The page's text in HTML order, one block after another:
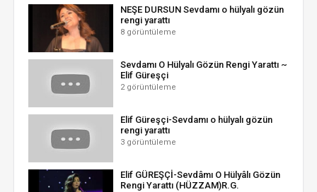
NEŞE DURSUN Sevdamı o hülyalı gözün
rengi yarattı
8 görüntüleme
Sevdamı O Hülyalı Gözün Rengi Yarattı ~
Elif Güreşçi
2 görüntüleme
Elif Güreşçi-Sevdamı o hülyalı gözün
rengi yarattı
3 görüntüleme
Elif GÜREŞÇİ-Sevdâmı O Hülyâlı Gözün
Rengi Yarattı (HÜZZAM)R.G.